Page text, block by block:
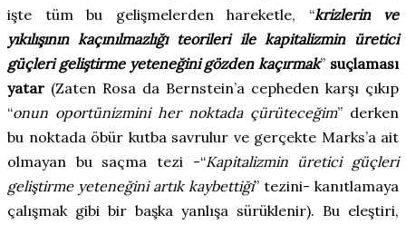
işte tüm bu gelişmelerden hareketle, “krizlerin ve
yıkılışının kaçınılmazlığı teorileri ile kapitalizmin üretici
güçleri geliştirme yeteneğini gözden kaçırmak” suçlaması
yatar (Zaten Rosa da Bernstein’a cepheden karşı çıkıp
“onun oportünizmini her noktada çürüteceğim” derken
bu noktada öbür kutba savrulur ve gerçekte Marks’a ait
olmayan bu saçma tezi -“Kapitalizmin üretici güçleri
geliştirme yeteneğini artık kaybettiği” tezini- kanıtlamaya
çalışmak gibi bir başka yanlışa sürüklenir). Bu eleştiri,